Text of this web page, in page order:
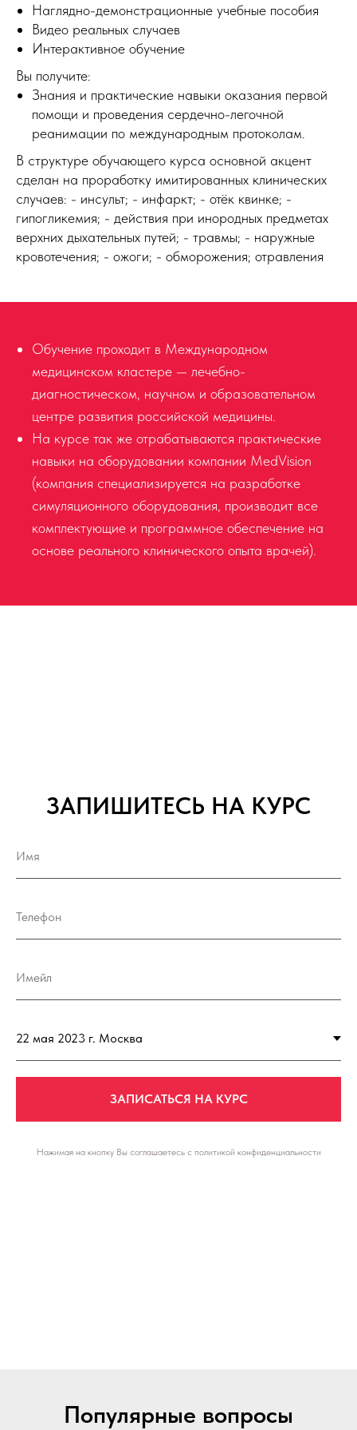
Наглядно-демонстрационные учебные пособия
Видео реальных случаев
Интерактивное обучение
Вы получите:
Знания и практические навыки оказания первой
помощи и проведения сердечно-легочной
реанимации по международным протоколам.
В структуре обучающего курса основной акцент
сделан на проработку имитированных клинических
случаев: - инсульт; - инфаркт; - отёк квинке; -
гипогликемия; - действия при инородных предметах
верхних дыхательных путей; - травмы; - наружные
кровотечения; - ожоги; - обморожения; отравления
Обучение проходит в Международном
медицинском кластере — лечебно-
диагностическом, научном и образовательном
центре развития российской медицины.
На курсе так же отрабатываются практические
навыки на оборудовании компании MedVision
(компания cпециализируется на разработке
симуляционного оборудования, производит все
комплектующие и программное обеспечение на
основе реального клинического опыта врачей).
ЗАПИШИТЕСЬ НА КУРС
ЗАПИСАТЬСЯ НА КУРС
Нажимая на кнопку Вы соглашаетесь с политикой конфиденциальности
Популярные вопросы